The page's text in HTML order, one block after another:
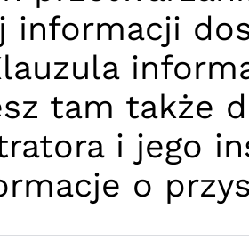
informacji
tam także
i jego
o